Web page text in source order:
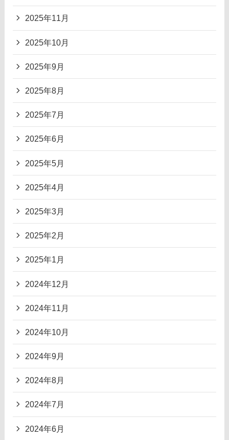
2025年11月
2025年10月
2025年9月
2025年8月
2025年7月
2025年6月
2025年5月
2025年4月
2025年3月
2025年2月
2025年1月
2024年12月
2024年11月
2024年10月
2024年9月
2024年8月
2024年7月
2024年6月